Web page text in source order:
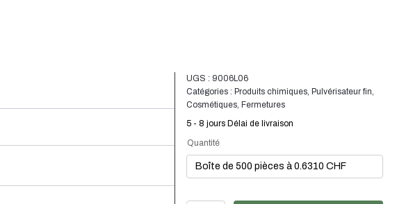
champagne
UGS : 9006L06
Catégories : Produits chimiques, Pulvérisateur fin,
Cosmétiques, Fermetures
5 - 8 jours Délai de livraison
Quantité